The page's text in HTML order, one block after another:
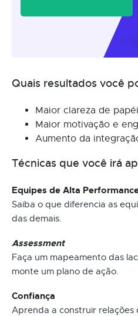
Quais resultados você
Maior clareza de
Maior motivação e
Aumento da
Técnicas que você irá
Equipes de Alta
Saiba o que diferencia as
das demais.
Assessment
Faça um mapeamento das
monte um plano de ação.
Confiança
Aprenda a construir relações